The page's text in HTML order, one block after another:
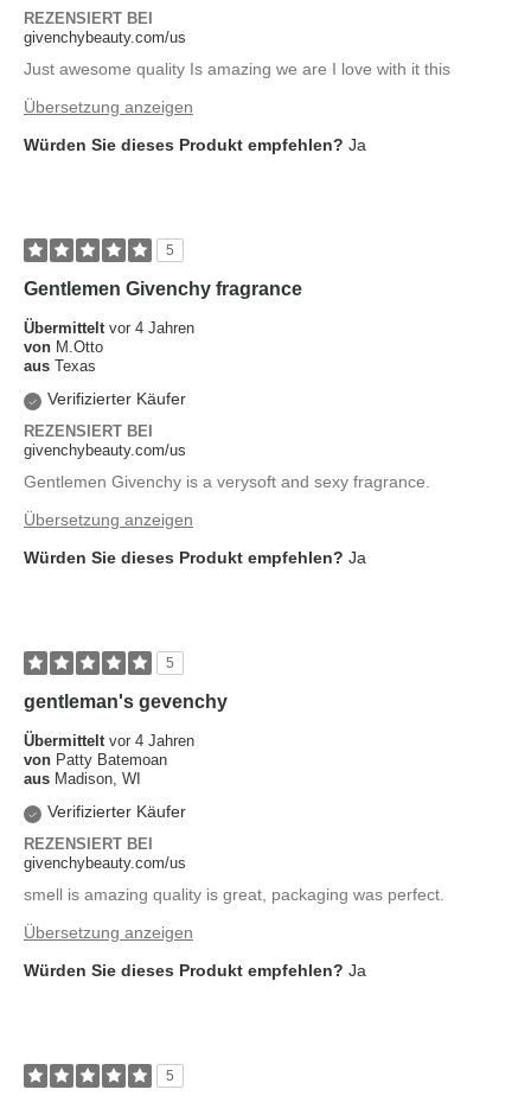
REZENSIERT BEI
givenchybeauty.com/us
Just awesome quality Is amazing we are I love with it this
Übersetzung anzeigen
Würden Sie dieses Produkt empfehlen? Ja
5
Gentlemen Givenchy fragrance
Übermittelt vor 4 Jahren
von M.Otto
aus Texas
Verifizierter Käufer
REZENSIERT BEI
givenchybeauty.com/us
Gentlemen Givenchy is a verysoft and sexy fragrance.
Übersetzung anzeigen
Würden Sie dieses Produkt empfehlen? Ja
5
gentleman's gevenchy
Übermittelt vor 4 Jahren
von Patty Batemoan
aus Madison, WI
Verifizierter Käufer
REZENSIERT BEI
givenchybeauty.com/us
smell is amazing quality is great, packaging was perfect.
Übersetzung anzeigen
Würden Sie dieses Produkt empfehlen? Ja
5